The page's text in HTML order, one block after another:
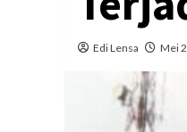
Edi Lensa Mei